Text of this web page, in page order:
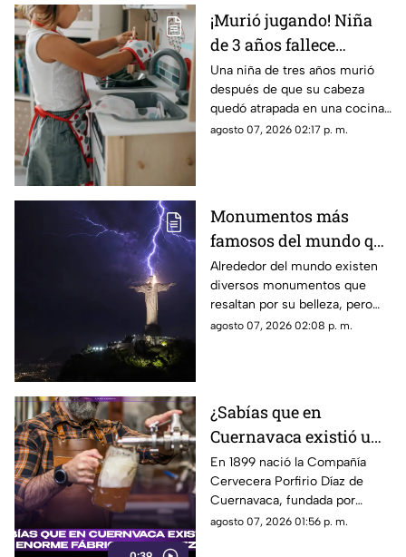
¡Murió jugando! Niña
de 3 años fallece
después de quedar
atrapada en una cocina
de juguete
Una niña de tres años murió
después de que su cabeza
quedó atrapada en una cocina
de juguete. La menor de edad
agosto 07, 2026 02:17 p. m.
Monumentos más
famosos del mundo que
también funcionan
como pararrayos, ¿por
qué ocurre esto?
Alrededor del mundo existen
diversos monumentos que
resaltan por su belleza, pero
algunos de ellos pueden llegar
agosto 07, 2026 02:08 p. m.
¿Sabías que en
Cuernavaca existió una
enorme fábrica de
cerveza hace más de
120 años?
En 1899 nació la Compañía
Cervecera Porfirio Díaz de
Cuernavaca, fundada por
empresarios alemanes y
agosto 07, 2026 01:56 p. m.